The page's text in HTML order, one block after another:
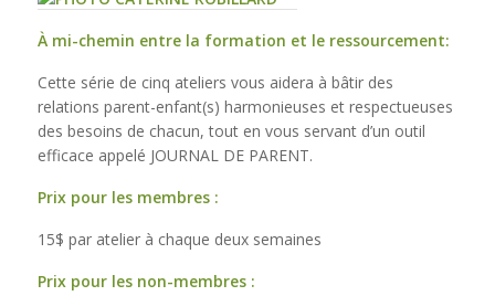
À mi-chemin entre la formation et le ressourcement:
Cette série de cinq ateliers vous aidera à bâtir des
relations parent-enfant(s) harmonieuses et respectueuses
des besoins de chacun, tout en vous servant d’un outil
efficace appelé JOURNAL DE PARENT.
Prix pour les membres :
15$ par atelier à chaque deux semaines
Prix pour les non-membres :